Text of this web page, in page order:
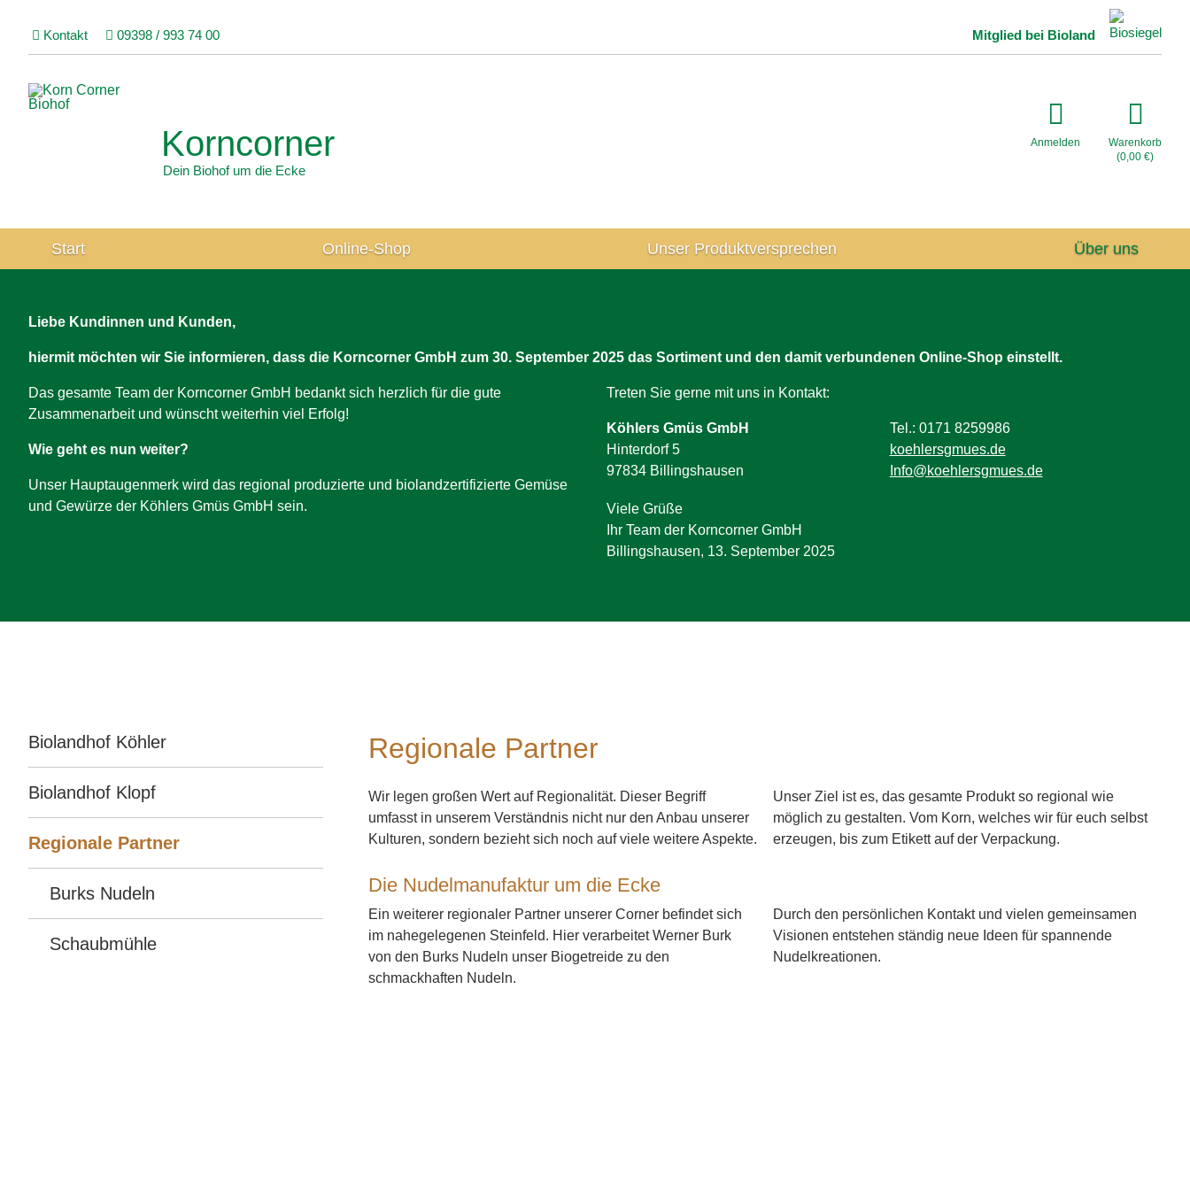
Kontakt 09398 / 993 74 00 Mitglied bei Bioland
Korncorner
Dein Biohof um die Ecke
Anmelden
Warenkorb
(0,00 €)
überspringen
Start Online-Shop Unser Produktversprechen Über uns
Liebe Kundinnen und Kunden,
hiermit möchten wir Sie informieren, dass die Korncorner GmbH zum 30. September 2025 das Sortiment und den damit verbundenen Online-Shop einstellt.
Das gesamte Team der Korncorner GmbH bedankt sich herzlich für die gute
Zusammenarbeit und wünscht weiterhin viel Erfolg!
Wie geht es nun weiter?
Unser Hauptaugenmerk wird das regional produzierte und biolandzertifizierte Gemüse
und Gewürze der Köhlers Gmüs GmbH sein.
Treten Sie gerne mit uns in Kontakt:
Köhlers Gmüs GmbH
Hinterdorf 5
97834 Billingshausen
Tel.: 0171 8259986
koehlersgmues.de
Info@koehlersgmues.de
Viele Grüße
Ihr Team der Korncorner GmbH
Billingshausen, 13. September 2025
Regionale Partner
Wir legen großen Wert auf Regionalität. Dieser Begriff
umfasst in unserem Verständnis nicht nur den Anbau unserer
Kulturen, sondern bezieht sich noch auf viele weitere Aspekte.
Unser Ziel ist es, das gesamte Produkt so regional wie
möglich zu gestalten. Vom Korn, welches wir für euch selbst
erzeugen, bis zum Etikett auf der Verpackung.
Die Nudelmanufaktur um die Ecke
Ein weiterer regionaler Partner unserer Corner befindet sich
im nahegelegenen Steinfeld. Hier verarbeitet Werner Burk
von den Burks Nudeln unser Biogetreide zu den
schmackhaften Nudeln.
Durch den persönlichen Kontakt und vielen gemeinsamen
Visionen entstehen ständig neue Ideen für spannende
Nudelkreationen.
Navigation
überspringen
Biolandhof Köhler
Biolandhof Klopf
Regionale Partner
Burks Nudeln
Schaubmühle